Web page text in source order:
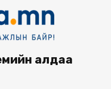
алдаа